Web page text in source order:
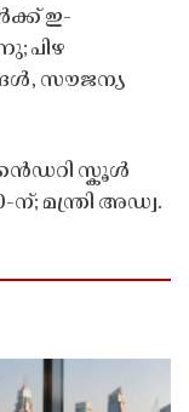
ഇ-
പിഴ
സൗജന്യ
സ്കൂൾ
ന്; മന്ത്രി അഡ്വ.